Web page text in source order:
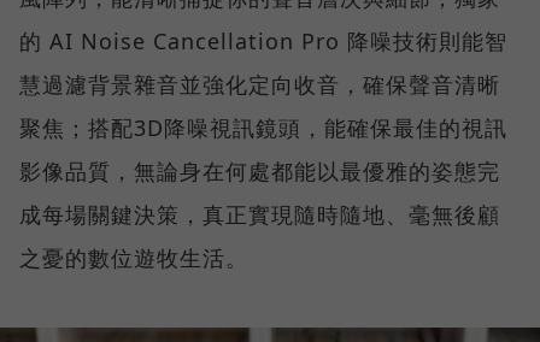
的 AI Noise Cancellation Pro 降噪技術則能智
慧過濾背景雜音並強化定向收音，確保聲音清晰
聚焦；搭配3D降噪視訊鏡頭，能確保最佳的視訊
影像品質，無論身在何處都能以最優雅的姿態完
成每場關鍵決策，真正實現隨時隨地、毫無後顧
之憂的數位遊牧生活。